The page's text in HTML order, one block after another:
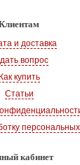
и доставка
вопрос
Как купить
Статьи
кабинет